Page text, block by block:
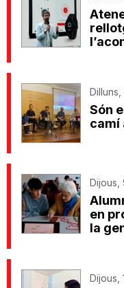
Són
camí
Dijous,
en
la
Dijous,